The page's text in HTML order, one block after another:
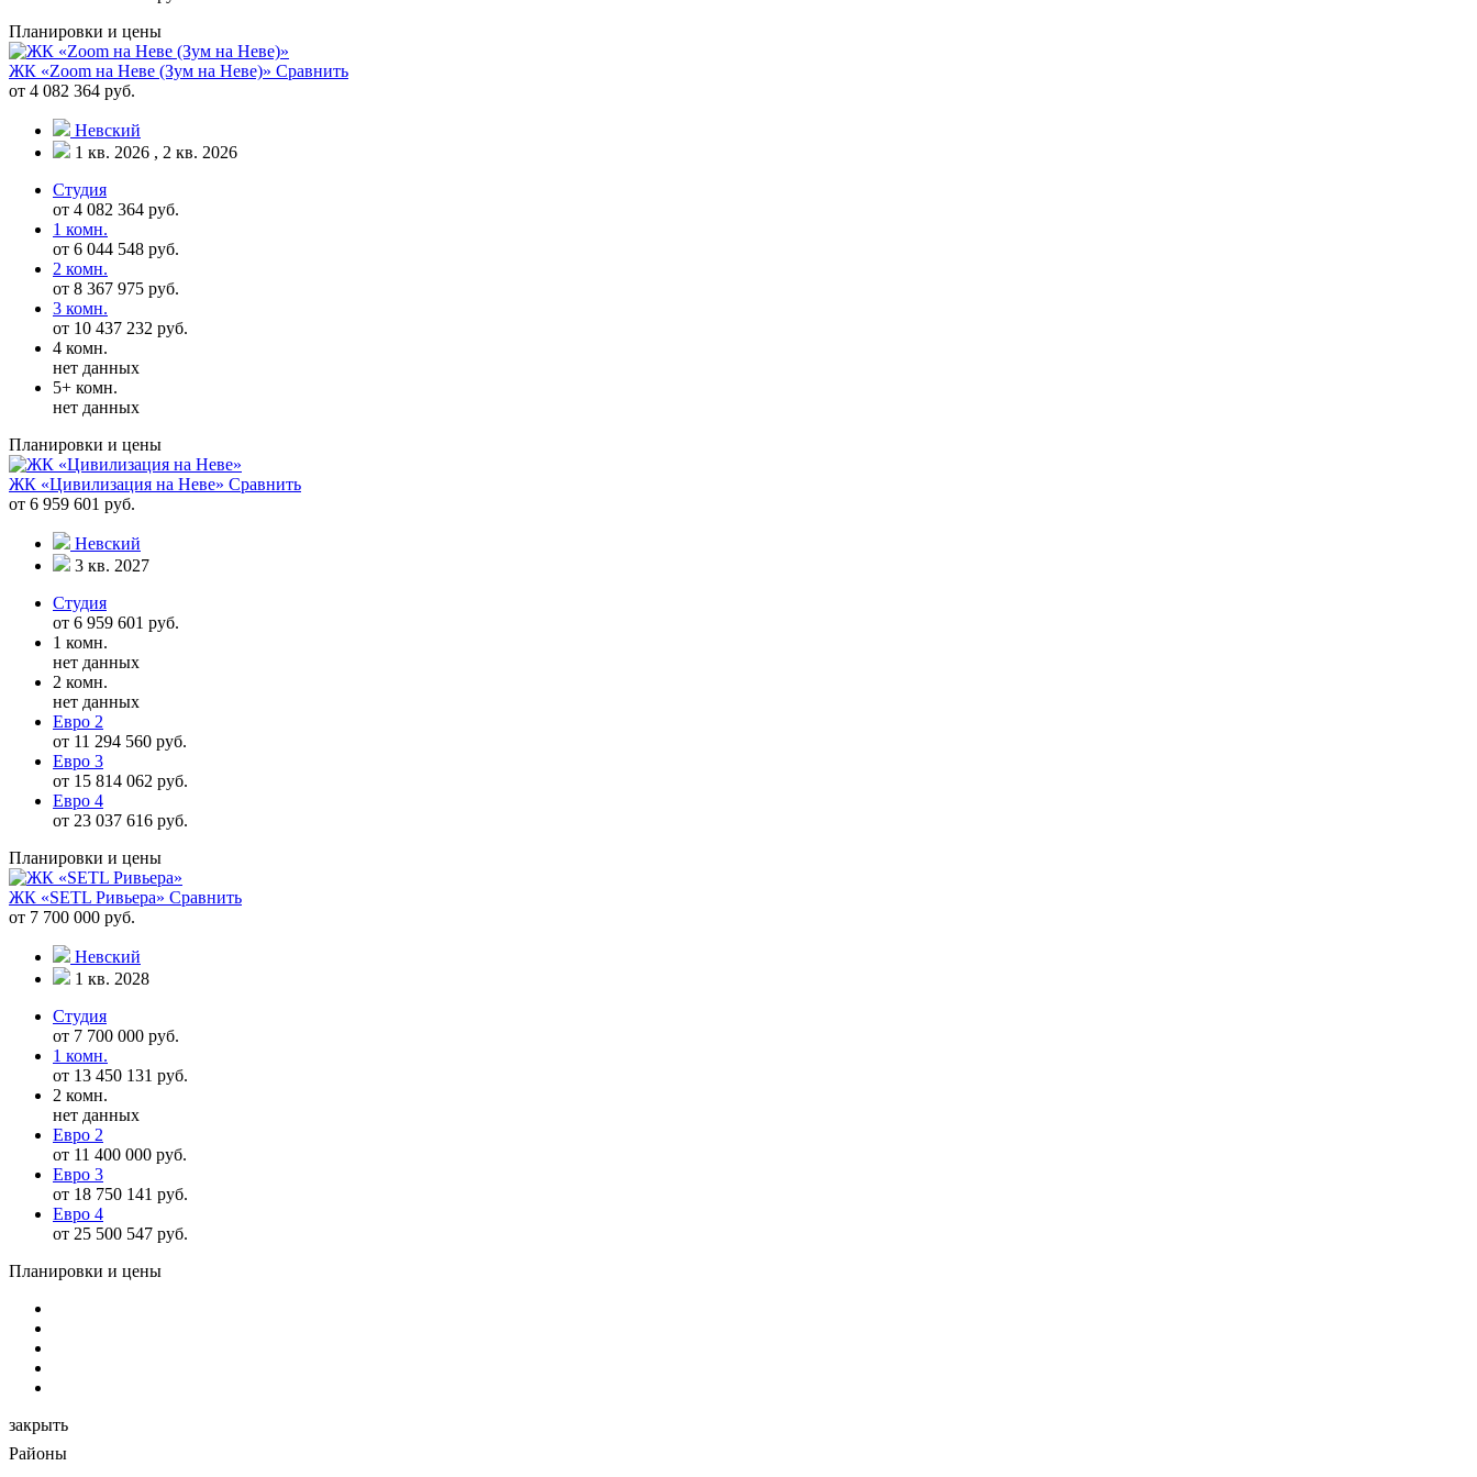
Планировки и цены
ЖК «Zoom на Неве (Зум на Неве)» Сравнить
от 4 082 364 руб.
Невский
1 кв. 2026 , 2 кв. 2026
Студия
от 4 082 364 руб.
1 комн.
от 6 044 548 руб.
2 комн.
от 8 367 975 руб.
3 комн.
от 10 437 232 руб.
4 комн.
нет данных
5+ комн.
нет данных
Планировки и цены
ЖК «Цивилизация на Неве» Сравнить
от 6 959 601 руб.
Невский
3 кв. 2027
Студия
от 6 959 601 руб.
1 комн.
нет данных
2 комн.
нет данных
Евро 2
от 11 294 560 руб.
Евро 3
от 15 814 062 руб.
Евро 4
от 23 037 616 руб.
Планировки и цены
ЖК «SETL Ривьера» Сравнить
от 7 700 000 руб.
Невский
1 кв. 2028
Студия
от 7 700 000 руб.
1 комн.
от 13 450 131 руб.
2 комн.
нет данных
Евро 2
от 11 400 000 руб.
Евро 3
от 18 750 141 руб.
Евро 4
от 25 500 547 руб.
Планировки и цены
закрыть
Районы